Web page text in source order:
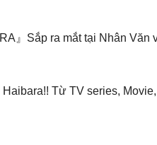
』Sắp ra mắt tại Nhân Văn
Từ TV series,